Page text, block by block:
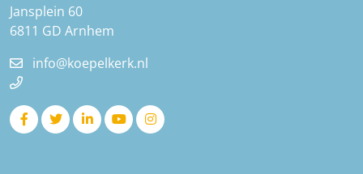
Jansplein 60
6811 GD Arnhem
info@koepelkerk.nl